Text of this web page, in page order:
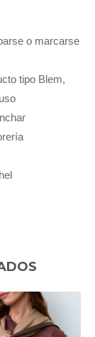
o marcarse
tipo Blem,